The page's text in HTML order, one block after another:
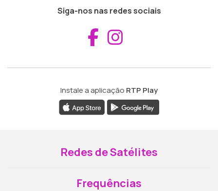
Siga-nos nas redes sociais
Aceder ao
Instale a aplicação RTP Play
Redes de Satélites
Frequências